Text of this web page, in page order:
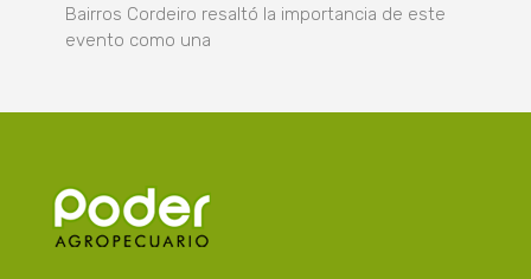
Bairros Cordeiro resaltó la importancia de este
evento como una